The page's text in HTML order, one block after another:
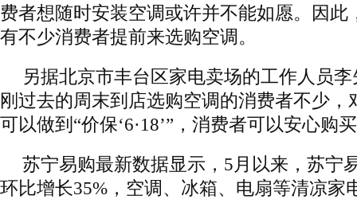
费者想随时安装空调或许并不能如愿。因此
有不少消费者提前来选购空调。
另据北京市丰台区家电卖场的工作人员
刚过去的周末到店选购空调的消费者不少，
可以做到“价保‘6·18’”，消费者可以安心购
苏宁易购最新数据显示，5月以来，苏宁
环比增长35%，空调、冰箱、电扇等清凉家